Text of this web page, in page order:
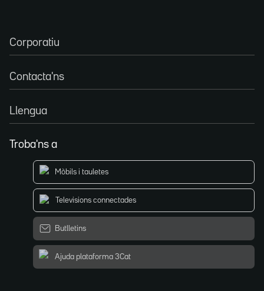
Corporatiu
Contacta'ns
Llengua
Troba'ns a
Mòbils i tauletes
Televisions connectades
Butlletins
Ajuda plataforma 3Cat